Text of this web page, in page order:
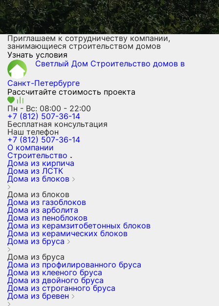
Приглашаем к сотрудничеству компании,
занимающиеся строительством домов
Узнать условия
Светлый Дом Строительство домов в
Санкт-Петербурге
Рассчитайте стоимость проекта
Пн - Вс: 08:00 - 22:00
+7 (812) 507-36-14
Бесплатная консультация
Наш телефон
+7 (812) 507-36-14
О компании
Строительство
Дома из кирпича
Дома из ЛСТК
Дома из блоков
Дома из блоков
Дома из газоблоков
Дома из арболита
Дома из пеноблоков
Дома из керамзитобетонных блоков
Дома из керамических блоков
Дома из бруса
Дома из бруса
Дома из профилированного бруса
Дома из клееного бруса
Дома из двойного бруса
Дома из строганного бруса
Дома из бревен